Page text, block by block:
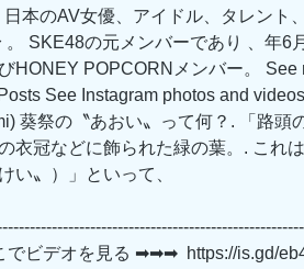
日本のAV女優、アイドル、タレント
。 SKE48の元メンバーであり 、年6
HONEY POPCORNメンバー。 See
See Instagram photos and
葵祭の〝あおい〟って何？. 「路頭
衣冠などに飾られた緑の葉。. これ
い〟）」といって、
でビデオを見る ➡➡➡  https://is.gd/